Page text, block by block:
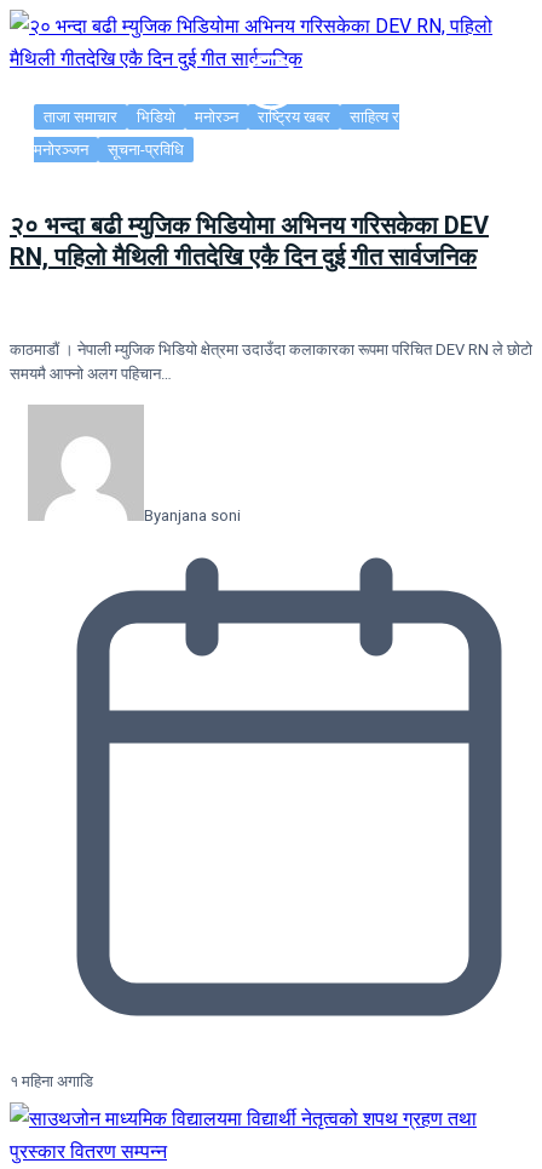
ताजा समाचार भिडियो मनोरञ्न राष्ट्रिय खबर
साहित्य र
मनोरञ्जन
सूचना-प्रविधि
२० भन्दा बढी म्युजिक भिडियोमा अभिनय गरिसकेका DEV
RN, पहिलो मैथिली गीतदेखि एकै दिन दुई गीत सार्वजनिक
काठमाडौं । नेपाली म्युजिक भिडियो क्षेत्रमा उदाउँदा कलाकारका रूपमा परिचित DEV RN ले छोटो
समयमै आफ्नो अलग पहिचान…
Byanjana soni
१ महिना अगाडि